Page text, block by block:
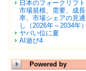
日本のフォークリフト
市場規模、需要、成長
率、市場シェアの見通
し（2026年～2034年）
ヤバい位に夏
AI遊び4
Powered by